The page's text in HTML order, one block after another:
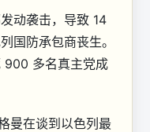
动袭击，导致 14
国防承包商丧生。
900 多名真主党成
曼在谈到以色列最